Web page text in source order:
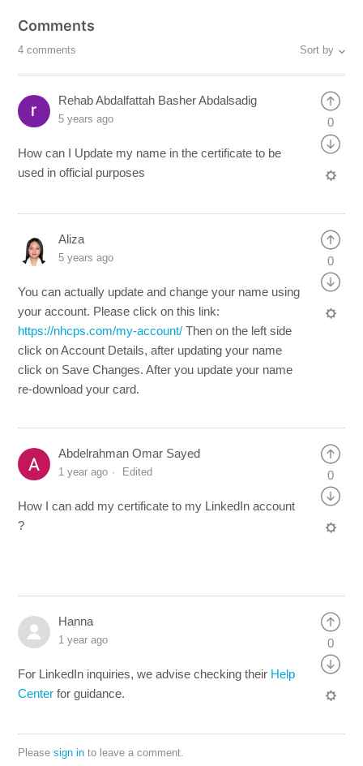
Comments
4 comments Sort by
Rehab Abdalfattah Basher Abdalsadig
5 years ago
How can I Update my name in the certificate to be
used in official purposes
0
Aliza
5 years ago
You can actually update and change your name using
your account. Please click on this link:
https://nhcps.com/my-account/ Then on the left side
click on Account Details, after updating your name
click on Save Changes. After you update your name
re-download your card.
0
Abdelrahman Omar Sayed
1 year ago Edited
How I can add my certificate to my LinkedIn account
?
0
Hanna
1 year ago
For LinkedIn inquiries, we advise checking their Help
Center for guidance.
0
Pleasesign in to leave a comment.